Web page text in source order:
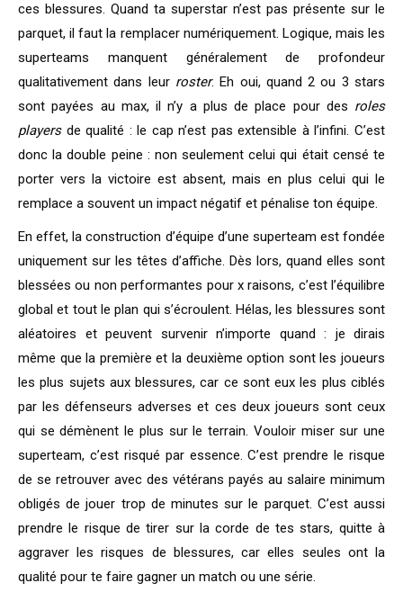
ces blessures. Quand ta superstar n’est pas présente sur le
parquet, il faut la remplacer numériquement. Logique, mais les
superteams manquent généralement de profondeur
qualitativement dans leur roster. Eh oui, quand 2 ou 3 stars
sont payées au max, il n’y a plus de place pour des roles
playersde qualité : le cap n’est pas extensible à l’infini. C’est
donc la double peine : non seulement celui qui était censé te
porter vers la victoire est absent, mais en plus celui qui le
remplace a souvent un impact négatif et pénalise ton équipe.
En effet, la construction d’équipe d’une superteam est fondée
uniquement sur les têtes d’affiche. Dès lors, quand elles sont
blessées ou non performantes pour x raisons, c’est l’équilibre
global et tout le plan qui s’écroulent. Hélas, les blessures sont
aléatoires et peuvent survenir n’importe quand : je dirais
même que la première et la deuxième option sont les joueurs
les plus sujets aux blessures, car ce sont eux les plus ciblés
par les défenseurs adverses et ces deux joueurs sont ceux
qui se démènent le plus sur le terrain. Vouloir miser sur une
superteam, c’est risqué par essence. C’est prendre le risque
de se retrouver avec des vétérans payés au salaire minimum
obligés de jouer trop de minutes sur le parquet. C’est aussi
prendre le risque de tirer sur la corde de tes stars, quitte à
aggraver les risques de blessures, car elles seules ont la
qualité pour te faire gagner un match ou une série.